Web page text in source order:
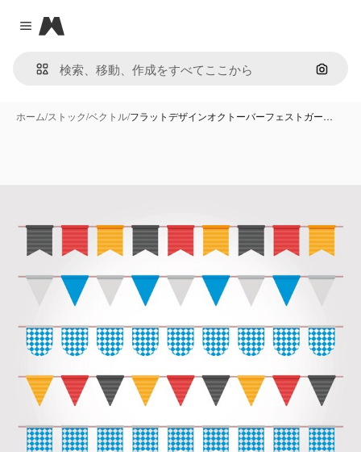
Close menu
Magnific
画像で
ホーム/ストック/ベクトル/フラットデザインオクトーバーフェストガー…